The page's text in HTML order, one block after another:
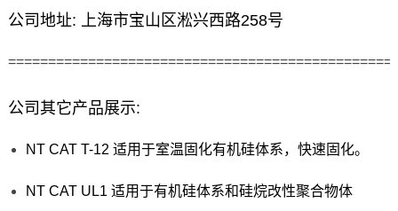
公司地址: 上海市宝山区淞兴西路258号
公司其它产品展示:
NT CAT T-12 适用于室温固化有机硅体系，快速固化。
NT CAT UL1 适用于有机硅体系和硅烷改性聚合物体